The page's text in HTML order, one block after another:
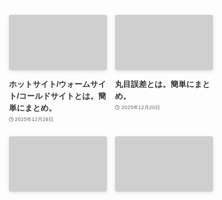
ホットサイト/ウォームサイ
ト/コールドサイトとは。簡
単にまとめ。
2025年12月28日
丸目誤差とは。簡単にまと
め。
2025年12月20日